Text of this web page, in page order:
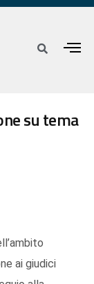
su tema
ai giudici